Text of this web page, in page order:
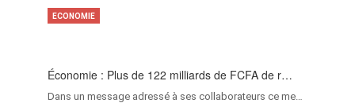
Économie : Plus de 122 milliards de FCFA de r…
Dans un message adressé à ses collaborateurs ce me…
ECONOMIE